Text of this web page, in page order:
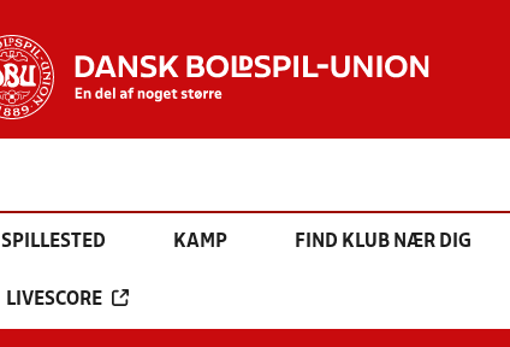
SPILLESTED KAMP FIND KLUB NÆR DIG
LIVESCORE